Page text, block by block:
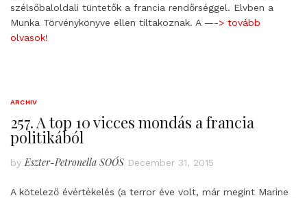
szélsőbaloldali tüntetők a francia rendőrséggel. Elvben a
Munka Törvénykönyve ellen tiltakoznak. A —-> tovább
olvasok!
ARCHIV
257. A top 10 vicces mondás a francia
politikából
by Eszter-Petronella SOÓS December 31, 2015
A kötelező évértékelés (a terror éve volt, már megint Marine